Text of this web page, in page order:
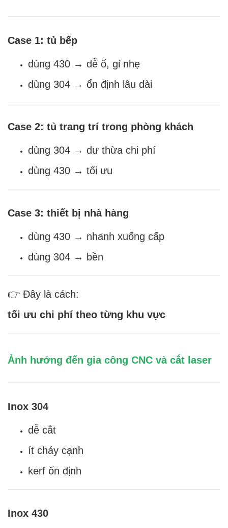
Case 1: tủ bếp
dùng 430 → dễ ố, gỉ nhẹ
dùng 304 → ổn định lâu dài
Case 2: tủ trang trí trong phòng khách
dùng 304 → dư thừa chi phí
dùng 430 → tối ưu
Case 3: thiết bị nhà hàng
dùng 430 → nhanh xuống cấp
dùng 304 → bền
👉 Đây là cách:
tối ưu chi phí theo từng khu vực
Ảnh hưởng đến gia công CNC và cắt laser
Inox 304
dễ cắt
ít cháy cạnh
kerf ổn định
Inox 430